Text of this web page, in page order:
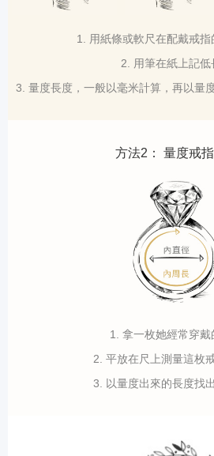
1. 用紙條或軟尺在配戴戒指
2. 用筆在紙上記低
3. 量度長度，一般以毫米計算，再以量
方法2： 量度戒
1. 拿一枚她經常穿戴
2. 平放在尺上測量這枚
3. 以量度出來的長度找